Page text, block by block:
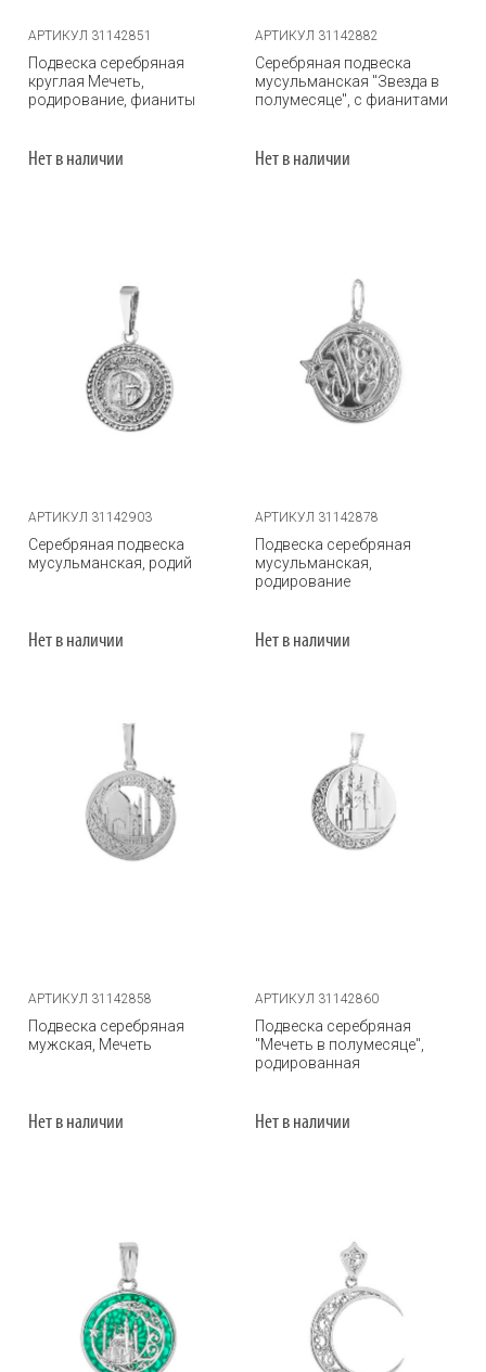
АРТИКУЛ 31142851
Подвеска серебряная
круглая Мечеть,
родирование, фианиты
Нет в наличии
АРТИКУЛ 31142882
Серебряная подвеска
мусульманская "Звезда в
полумесяце", с фианитами
Нет в наличии
АРТИКУЛ 31142903
Серебряная подвеска
мусульманская, родий
Нет в наличии
АРТИКУЛ 31142878
Подвеска серебряная
мусульманская,
родирование
Нет в наличии
АРТИКУЛ 31142858
Подвеска серебряная
мужская, Мечеть
Нет в наличии
АРТИКУЛ 31142860
Подвеска серебряная
"Мечеть в полумесяце",
родированная
Нет в наличии